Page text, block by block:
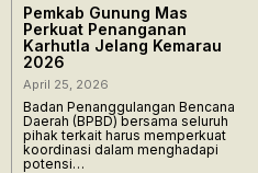
Pemkab Gunung Mas
Perkuat Penanganan
Karhutla Jelang Kemarau
2026
April 25, 2026
Badan Penanggulangan Bencana
Daerah (BPBD) bersama seluruh
pihak terkait harus memperkuat
koordinasi dalam menghadapi
potensi…